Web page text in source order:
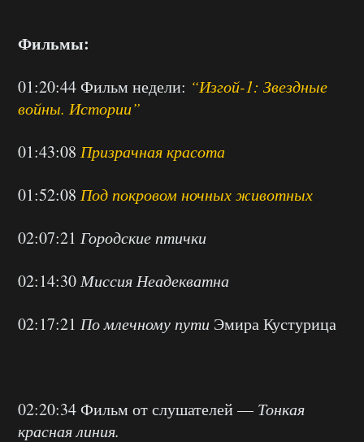
Фильмы:
01:20:44 Фильм недели: “Изгой-1: Звездные
войны. Истории”
01:43:08 Призрачная красота
01:52:08 Под покровом ночных животных
02:07:21 Городские птички
02:14:30 Миссия Неадекватна
02:17:21 По млечному пути Эмира Кустурица
02:20:34 Фильм от слушателей — Тонкая
красная линия.